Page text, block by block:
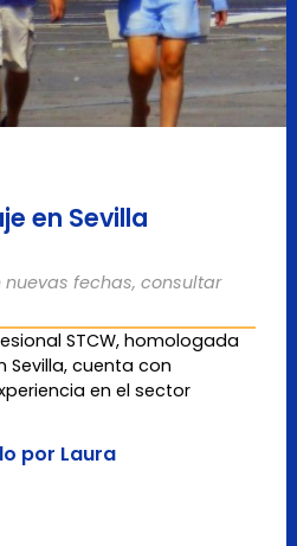
en Sevilla
fechas, consultar
STCW, homologada
Sevilla, cuenta con
en el sector
por Laura